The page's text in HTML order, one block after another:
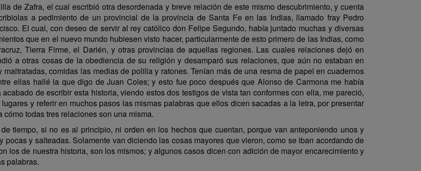
de Zafra, el cual escribió otra desordenada y breve relación de este mismo descubrimiento, y cuenta
a pedimiento de un provincial de la provincia de Santa Fe en las Indias, llamado fray Pedro
El cual, con deseo de servir al rey católico don Felipe Segundo, había juntado muchas y diversas
que en el nuevo mundo hubiesen visto hacer, particularmente de esto primero de las Indias, como
Tierra Firme, el Darién, y otras provincias de aquellas regiones. Las cuales relaciones dejó en
a otras cosas de la obediencia de su religión y desamparó sus relaciones, que aún no estaban en
comidas las medias de polilla y ratones. Tenían más de una resma de papel en cuadernos
ellas hallé la que digo de Juan Coles; y esto fue poco después que Alonso de Carmona me había
de escribir esta historia, viendo estos dos testigos de vista tan conformes con ella, me pareció,
y referir en muchos pasos las mismas palabras que ellos dicen sacadas a la letra, por presentar
todas tres relaciones son una misma.
tiempo, si no es al principio, ni orden en los hechos que cuentan, porque van anteponiendo unos y
y salteadas. Solamente van diciendo las cosas mayores que vieron, como se iban acordando de
los de nuestra historia, son los mismos; y algunos casos dicen con adición de mayor encarecimiento y
palabras.